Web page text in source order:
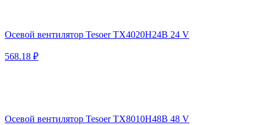
Осевой вентилятор Tesoer TX4020H24B 24 V
568.18 ₽
Осевой вентилятор Tesoer TX8010H48B 48 V